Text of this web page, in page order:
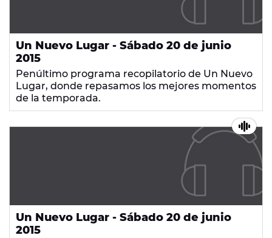
Un Nuevo Lugar - Sábado 20 de junio
2015
Penúltimo programa recopilatorio de Un Nuevo
Lugar, donde repasamos los mejores momentos
de la temporada.
Un Nuevo Lugar - Sábado 20 de junio
2015